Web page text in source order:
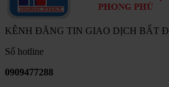
KÊNH ĐĂNG TIN GIAO DỊCH BẤT
Số hotline
0909477288